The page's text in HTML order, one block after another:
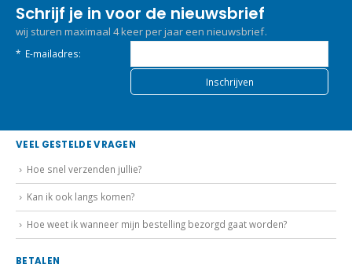
Schrijf je in voor de nieuwsbrief
wij sturen maximaal 4 keer per jaar een nieuwsbrief.
* E-mailadres:
VEEL GESTELDE VRAGEN
Hoe snel verzenden jullie?
Kan ik ook langs komen?
Hoe weet ik wanneer mijn bestelling bezorgd gaat worden?
BETALEN